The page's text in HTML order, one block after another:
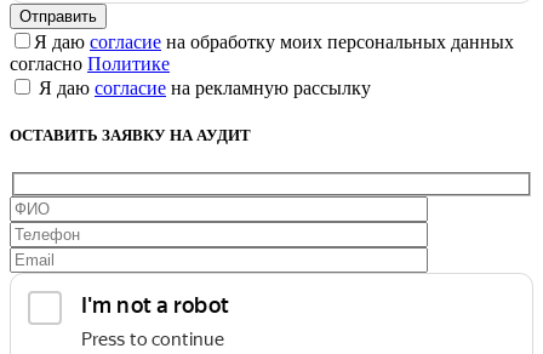
Я даю согласие на обработку моих персональных данных
согласно Политике
Я даю согласие на рекламную рассылку
ОСТАВИТЬ ЗАЯВКУ НА АУДИТ